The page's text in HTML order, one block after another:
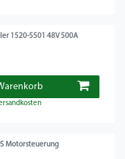
1520-5501 48V 500A
Motorsteuerung